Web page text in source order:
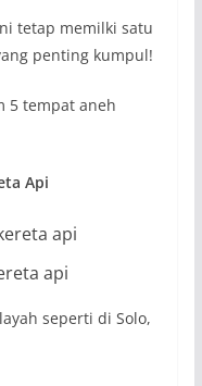
tetap memilki satu
penting kumpul!
5 tempat aneh
Api
api
seperti di Solo,